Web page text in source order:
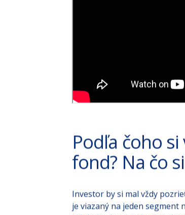
Podľa čoho si
fond? Na čo